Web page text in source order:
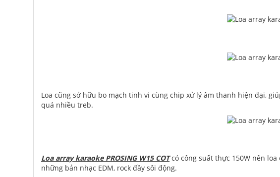
Loa cũng sở hữu bo mạch tinh vi cùng chip xử lý âm thanh hiện đại,
quá nhiều treb.
Loa array karaoke PROSING W15 COTcó công suất thực 150W nên
những bản nhạc EDM, rock đầy sôi động.